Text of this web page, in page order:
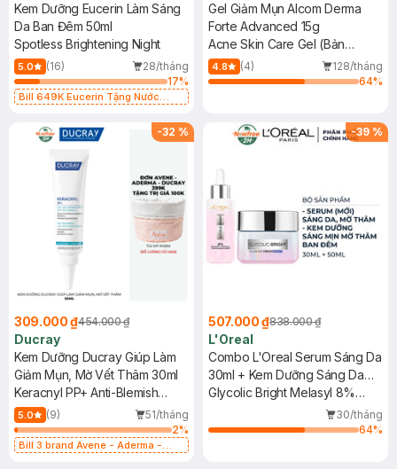
Kem Dưỡng Eucerin Làm Sáng
Da Ban Đêm 50ml
Spotless Brightening Night
5.0 (16)
28/tháng
17%
Bill 649K Eucerin Tặng Nước
(SL có hạn)
Gel Giảm Mụn Alcom Derma
Forte Advanced 15g
Acne Skin Care Gel (Bản
Advanced)
4.8 (4)
128/tháng
64%
-32 %
309.000 ₫454.000 ₫
Ducray
Kem Dưỡng Ducray Giúp Làm
Giảm Mụn, Mờ Vết Thâm 30ml
Keracnyl PP+ Anti-Blemish
Cream
5.0 (9)
51/tháng
2%
Bill 3 brand Avene - Aderma -
-39 %
507.000 ₫838.000 ₫
L'Oreal
Combo L'Oreal Serum Sáng Da
30ml + Kem Dưỡng Sáng Da
Ban Đêm 50ml
Glycolic Bright Melasyl 8%
[Melasyl+Glycolic+Niacinamide]
+ Glycolic-Bright Glowing
30/tháng
64%